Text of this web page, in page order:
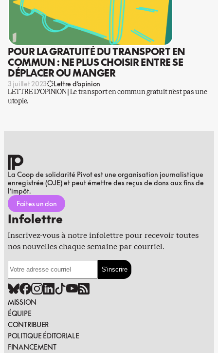
POUR LA GRATUITÉ DU TRANSPORT EN
COMMUN : NE PLUS CHOISIR ENTRE SE
DÉPLACER OU MANGER
3 juillet 2023 Lettre d’opinion
LETTRE D’OPINION | Le transport en commun gratuit n’est pas une
utopie.
La Coop de solidarité Pivot est une organisation journalistique
enregistrée (OJE) et peut émettre des reçus de dons aux fins de
l’impôt.
Faites un don
Infolettre
Inscrivez-vous à notre infolettre pour recevoir toutes
nos nouvelles chaque semaine par courriel.
MISSION
ÉQUIPE
CONTRIBUER
POLITIQUE ÉDITORIALE
FINANCEMENT